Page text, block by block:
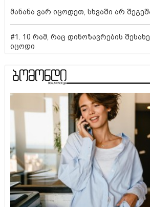
მანანა ვარ იცოდეთ, სხვაში არ
#1. 10 რამ, რაც დინოზავრების
იცოდი